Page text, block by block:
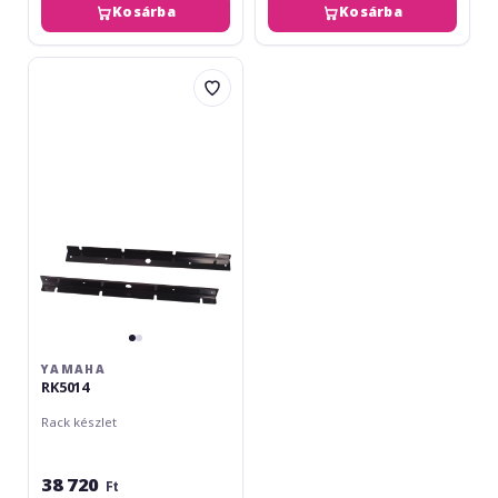
Kosárba Kosárba
Yamaha
YAMAHA
RK5014
Rack készlet
38 720 Ft